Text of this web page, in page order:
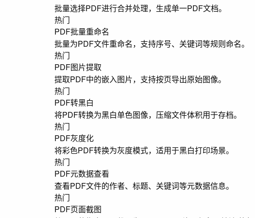
批量选择PDF进行合并处理，生成单一PDF文档。
热门
PDF批量重命名
批量为PDF文件重命名，支持序号、关键词等规则命名。
热门
PDF图片提取
提取PDF中的嵌入图片，支持按页导出原始图像。
热门
PDF转黑白
将PDF转换为黑白单色图像，压缩文件体积用于存档。
热门
PDF灰度化
将彩色PDF转换为灰度模式，适用于黑白打印场景。
热门
PDF元数据查看
查看PDF文件的作者、标题、关键词等元数据信息。
热门
PDF页面截图